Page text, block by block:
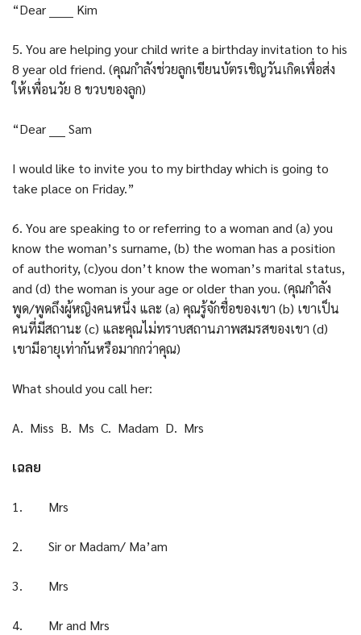
“Dear ______ Kim
5. You are helping your child write a birthday invitation to his
8 year old friend. (คุณกำลังช่วยลูกเขียนบัตรเชิญวันเกิดเพื่อส่ง
ให้เพื่อนวัย 8 ขวบของลูก)
“Dear ____ Sam
I would like to invite you to my birthday which is going to
take place on Friday.”
6. You are speaking to or referring to a woman and (a) you
know the woman’s surname, (b) the woman has a position
of authority, (c)you don’t know the woman’s marital status,
and (d) the woman is your age or older than you. (คุณกำลัง
พูด/พูดถึงผู้หญิงคนหนึ่ง และ (a) คุณรู้จักชื่อของเขา (b) เขาเป็น
คนที่มีสถานะ (c) และคุณไม่ทราบสถานภาพสมรสของเขา (d)
เขามีอายุเท่ากันหรือมากกว่าคุณ)
What should you call her:
A. Miss B. Ms C. Madam D. Mrs
เฉลย
1. Mrs
2. Sir or Madam/ Ma’am
3. Mrs
4. Mr and Mrs